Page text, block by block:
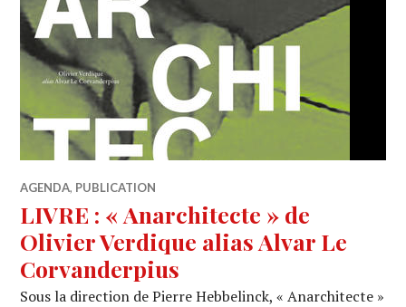
AGENDA, PUBLICATION
LIVRE : « Anarchitecte » de
Olivier Verdique alias Alvar Le
Corvanderpius
Sous la direction de Pierre Hebbelinck, « Anarchitecte »